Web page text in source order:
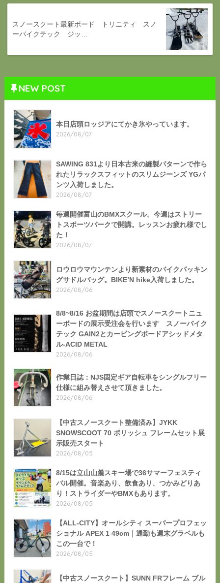
スノースクート最新ボード トリニティ スノ
ーバイクテック ジッ…
NEW POST
本日店頭ロッジアにてかき氷やっています。
2026/08/07
SAWING 831より日本古来の縫製パターンで作ら
れたリラックスフィットのスリムジーンズ YGパ
ンツ入荷しました。
2026/08/07
毎週開催富山のBMXスクール。今週はストリー
トスポーツパークで開講。レッスンお疲れ様でし
た！
2026/08/07
ロウロウマウンテンより新素材のバイクパッキン
グサドルバッグ。BIKE’N hike入荷しました。
2026/08/06
8/8~8/16 お盆期間は店頭でスノースクートニュ
ーボードの展示受注会を行います スノーバイク
テック GAIN2とカービングボードアシッドメタ
ル-ACID METAL
2026/08/06
作業日誌：NJS固定ギア自転車をシングルフリー
仕様に組み替えさせて頂きました。
2026/08/06
【中古スノースクート整備済み】JYKK
SNOWSCOOT 70 ポリッシュ フレームセット展
示販売スタート
2026/08/05
8/15は立山山麓スキー場で36サマーフェスティ
バル開催。音楽あり、飲食あり、つかみどりあ
り！ストライダーやBMXもあります。
2026/08/05
【ALL-CITY】オールシティ スーパープロフェッ
ショナル APEX 1 49cm｜通勤も週末グラベルも
この一台で！
2026/08/05
【中古スノースクート】SUNN FRフレーム ブル